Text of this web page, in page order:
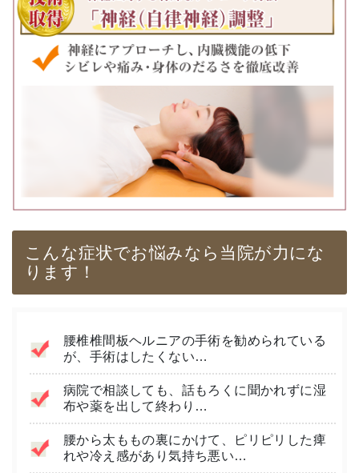
こんな症状でお悩みなら当院が力にな
ります！
腰椎椎間板ヘルニアの手術を勧められている
が、手術はしたくない…
病院で相談しても、話もろくに聞かれずに湿
布や薬を出して終わり…
腰から太ももの裏にかけて、ピリピリした痺
れや冷え感があり気持ち悪い…